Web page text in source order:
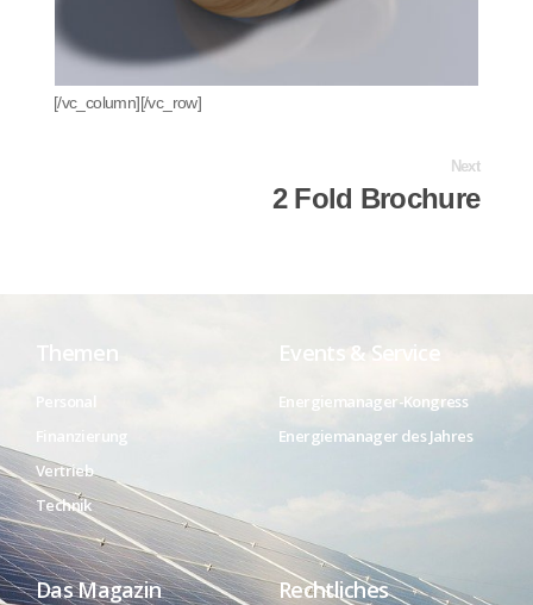
[/vc_column][/vc_row]
Next
2 Fold Brochure
Themen
Finanzierung
Vertrieb
Technik
Events & Service
Energiemanager-Kongress
Energiemanager des Jahres
Das Magazin Rechtliches